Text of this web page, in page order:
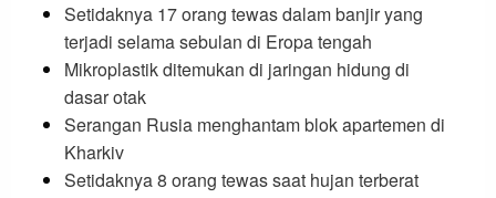
Setidaknya 17 orang tewas dalam banjir yang
terjadi selama sebulan di Eropa tengah
Mikroplastik ditemukan di jaringan hidung di
dasar otak
Serangan Rusia menghantam blok apartemen di
Kharkiv
Setidaknya 8 orang tewas saat hujan terberat